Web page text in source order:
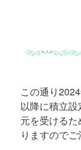
この通り
以降に積立
元を受けるた
りますのでご